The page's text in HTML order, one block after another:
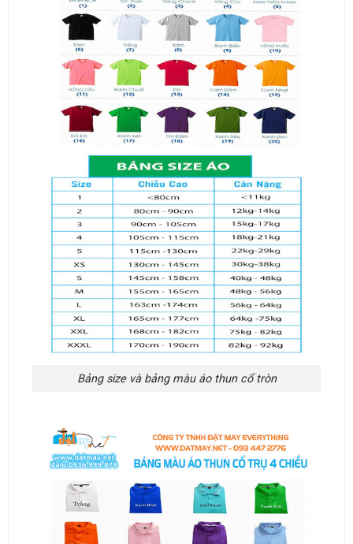
Bảng size và bảng màu áo thun cổ tròn